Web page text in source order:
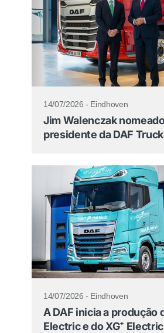
14/07/2026 - Eindhoven
Jim Walenczak
presidente da DAF
14/07/2026 - Eindhoven
A DAF inicia a produção
Electric e do XG⁺ Electric